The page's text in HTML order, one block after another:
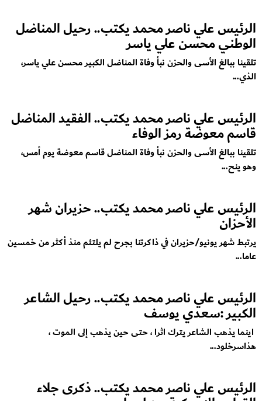
الرئيس علي ناصر محمد يكتب.. رحيل المناضل
الوطني محسن علي ياسر
تلقينا ببالغ الأسى والحزن نبأ وفاة المناضل الكبير محسن علي ياسر،
الذي...
الرئيس علي ناصر محمد يكتب.. الفقيد المناضل
قاسم معوضة رمز الوفاء
تلقينا ببالغ الأسى والحزن نبأ وفاة المناضل قاسم معوضة يوم أمس،
وهو ينح...
الرئيس علي ناصر محمد يكتب.. حزيران شهر
الأحزان
يرتبط شهر يونيو/حزيران في ذاكرتنا بجرح لم يلتئم منذ أكثر من خمسين
عاما...
الرئيس علي ناصر محمد يكتب.. رحيل الشاعر
الكبير :سعدي يوسف
اينما يذهب الشاعر يترك اثرا ، حتى حين يذهب إلى الموت ،
هذاسرخلود...
الرئيس علي ناصر محمد يكتب.. ذكرى جلاء